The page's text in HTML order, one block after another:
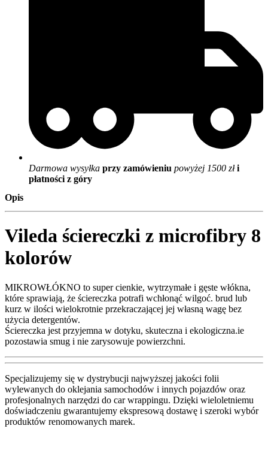
Darmowa wysyłka przy zamówieniu powyżej 1500 złi
płatności z góry
Opis
Vileda ściereczki z microfibry 8
kolorów
MIKROWŁÓKNO to super cienkie, wytrzymałe i gęste włókna,
które sprawiają, że ściereczka potrafi wchłonąć wilgoć. brud lub
kurz w ilości wielokrotnie przekraczającej jej własną wagę bez
użycia detergentów.
Ściereczka jest przyjemna w dotyku, skuteczna i ekologiczna.ie
pozostawia smug i nie zarysowuje powierzchni.
Specjalizujemy się w dystrybucji najwyższej jakości folii
wylewanych do oklejania samochodów i innych pojazdów oraz
profesjonalnych narzędzi do car wrappingu. Dzięki wieloletniemu
doświadczeniu gwarantujemy ekspresową dostawę i szeroki wybór
produktów renomowanych marek.